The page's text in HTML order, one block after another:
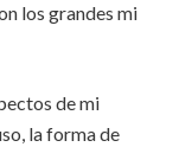
los grandes mi
de mi
la forma de